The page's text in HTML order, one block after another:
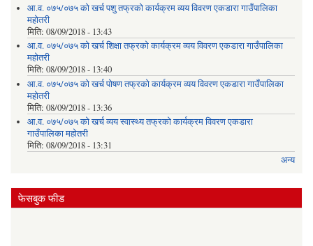
आ.व. ०७५/०७५ को खर्च पशु तफ्रको कार्यक्रम व्यय विवरण एकडारा गाउँपालिका
महोतरी
मिति: 08/09/2018 - 13:43
आ.व. ०७५/०७५ को खर्च शिक्षा तफ्रको कार्यक्रम व्यय विवरण एकडारा गाउँपालिका
महोतरी
मिति: 08/09/2018 - 13:40
आ.व. ०७५/०७५ को खर्च पोषण तफ्रको कार्यक्रम व्यय विवरण एकडारा गाउँपालिका
महोतरी
मिति: 08/09/2018 - 13:36
आ.व. ०७५/०७५ को खर्च व्यय स्वास्थ्य तफ्रको कार्यक्रम विवरण एकडारा
गाउँपालिका महोतरी
मिति: 08/09/2018 - 13:31
अन्य
फेसबुक फीड